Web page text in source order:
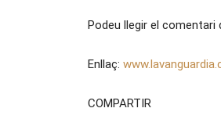
Podeu llegir el comentari
Enllaç:
COMPARTIR